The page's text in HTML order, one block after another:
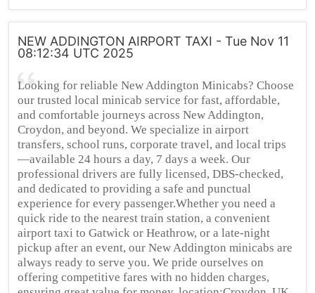
NEW ADDINGTON AIRPORT TAXI - Tue Nov 11
08:12:34 UTC 2025
Looking for reliable New Addington Minicabs? Choose
our trusted local minicab service for fast, affordable,
and comfortable journeys across New Addington,
Croydon, and beyond. We specialize in airport
transfers, school runs, corporate travel, and local trips
—available 24 hours a day, 7 days a week. Our
professional drivers are fully licensed, DBS-checked,
and dedicated to providing a safe and punctual
experience for every passenger.Whether you need a
quick ride to the nearest train station, a convenient
airport taxi to Gatwick or Heathrow, or a late-night
pickup after an event, our New Addington minicabs are
always ready to serve you. We pride ourselves on
offering competitive fares with no hidden charges,